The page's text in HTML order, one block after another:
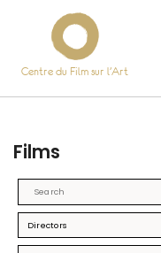
Centre du Film sur l’Art
Films